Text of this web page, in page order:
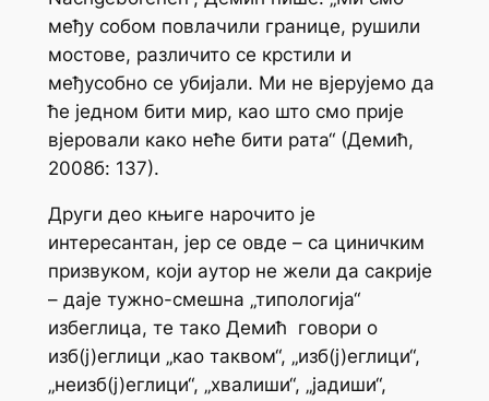
међу собом повлачили границе, рушили
мостове, различито се крстили и
међусобно се убијали. Ми не вјерујемо да
ће једном бити мир, као што смо прије
вјеровали како неће бити рата“ (Демић,
2008б: 137).
Други део књиге нарочито је
интересантан, јер се овде – са циничким
призвуком, који аутор не жели да сакрије
– даје тужно-смешна „типологија“
избеглица, те тако Демић говори о
изб(ј)еглици „као таквом“, „изб(ј)еглици“,
„неизб(ј)еглици“, „хвалиши“, „јадиши“,